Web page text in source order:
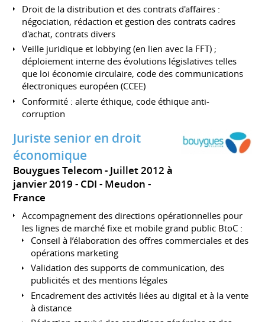
Droit de la distribution et des contrats d'affaires :
négociation, rédaction et gestion des contrats cadres
d'achat, contrats divers
Veille juridique et lobbying (en lien avec la FFT) ;
déploiement interne des évolutions législatives telles
que loi économie circulaire, code des communications
électroniques européen (CCEE)
Conformité : alerte éthique, code éthique anti-
corruption
Juriste senior en droit
économique
Bouygues Telecom
Juillet 2012 à
janvier 2019 CDI
Meudon
France
Accompagnement des directions opérationnelles pour
les lignes de marché fixe et mobile grand public BtoC :
Conseil à l’élaboration des offres commerciales et des
opérations marketing
Validation des supports de communication, des
publicités et des mentions légales
Encadrement des activités liées au digital et à la vente
à distance